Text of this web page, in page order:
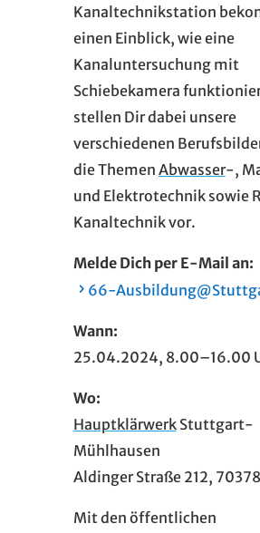
Kanaltechnikstation
einen Einblick, wie eine
Kanaluntersuchung mit
Schiebekamera
stellen Dir dabei unsere
verschiedenen
die Themen Abwasser-,
und Elektrotechnik sowie
Kanaltechnik vor.
Melde Dich per E-Mail an:
66-
Wann:
25.04.2024, 8.00–16.00
Wo:
HauptklärwerkStuttgart-
Mühlhausen
Aldinger Straße 212,
Mit den öffentlichen